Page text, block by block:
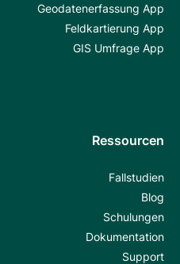
Geodatenerfassung App
Feldkartierung App
GIS Umfrage App
Ressourcen
Fallstudien
Blog
Schulungen
Dokumentation
Support